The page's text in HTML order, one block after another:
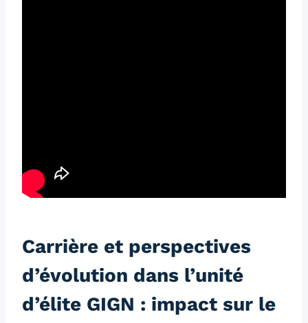
Carrière et perspectives
d’évolution dans l’unité
d’élite GIGN : impact sur le